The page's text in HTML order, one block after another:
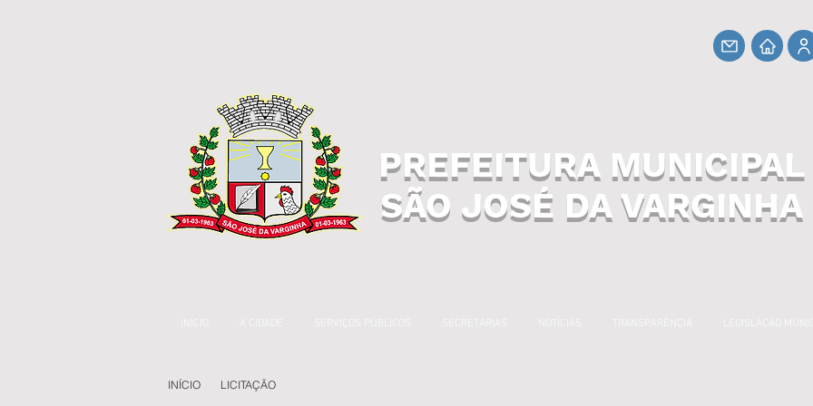
PREFEITURA MUNICIPAL
SÃO JOSÉ DA VARGINHA
A CIDADE SECRETARIAS NOTÍCIAS TRANSPARÊNCIA LEGISLAÇÃO
INÍCIO LICITAÇÃO